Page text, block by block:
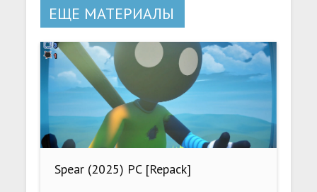
ЕЩЕ МАТЕРИАЛЫ
Spear (2025) PC [Repack]